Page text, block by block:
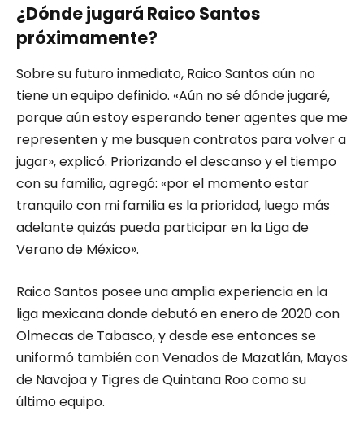
¿Dónde jugará Raico Santos
próximamente?
Sobre su futuro inmediato, Raico Santos aún no
tiene un equipo definido. «Aún no sé dónde jugaré,
porque aún estoy esperando tener agentes que me
representen y me busquen contratos para volver a
jugar», explicó. Priorizando el descanso y el tiempo
con su familia, agregó: «por el momento estar
tranquilo con mi familia es la prioridad, luego más
adelante quizás pueda participar en la Liga de
Verano de México».
Raico Santos posee una amplia experiencia en la
liga mexicana donde debutó en enero de 2020 con
Olmecas de Tabasco, y desde ese entonces se
uniformó también con Venados de Mazatlán, Mayos
de Navojoa y Tigres de Quintana Roo como su
último equipo.